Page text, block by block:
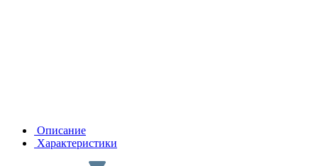
Описание
Характеристики